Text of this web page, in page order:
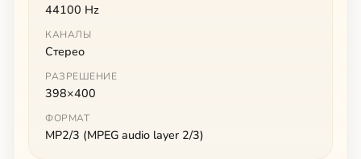
44100 Hz
КАНАЛЫ
Стерео
РАЗРЕШЕНИЕ
398×400
ФОРМАТ
MP2/3 (MPEG audio layer 2/3)